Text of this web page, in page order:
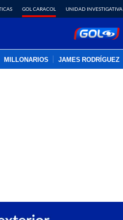
GOL CARACOL UNIDAD INVESTIGATIVA
MILLONARIOS JAMES RODRÍGUEZ